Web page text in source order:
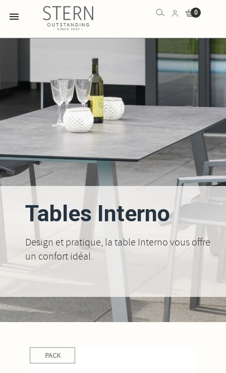
 0
Tables Interno
Design et pratique, la table Interno vous offre
un confort idéal.
PACK